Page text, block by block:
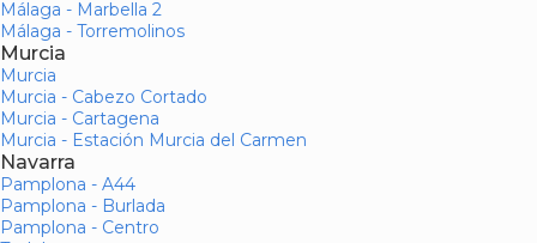
Málaga - Marbella 2
Málaga - Torremolinos
Murcia
Murcia
Murcia - Cabezo Cortado
Murcia - Cartagena
Murcia - Estación Murcia del Carmen
Navarra
Pamplona - A44
Pamplona - Burlada
Pamplona - Centro